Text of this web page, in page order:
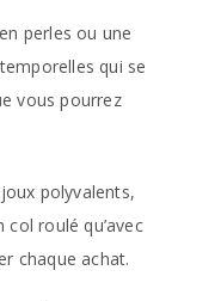
perles ou une
qui se
vous pourrez
polyvalents,
roulé qu’avec
chaque achat.